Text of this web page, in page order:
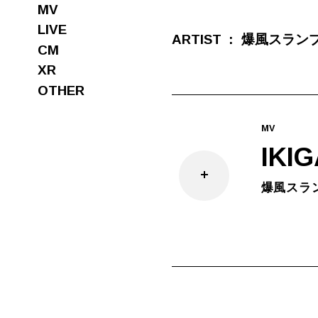
MV
LIVE
CM
XR
OTHER
ARTIST 爆風スラン
MV
爆風スラ